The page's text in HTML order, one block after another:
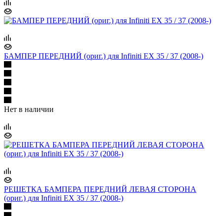
БАМПЕР ПЕРЕДНИЙ (ориг.) для Infiniti EX 35 / 37 (2008-)
Нет в наличии
РЕШЕТКА БАМПЕРА ПЕРЕДНИЙ ЛЕВАЯ СТОРОНА
(ориг.) для Infiniti EX 35 / 37 (2008-)